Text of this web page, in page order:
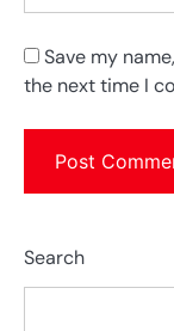
Save my
the next time I
Search